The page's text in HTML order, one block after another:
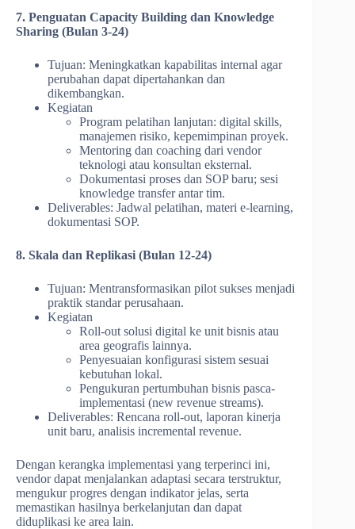
7. Penguatan Capacity Building dan Knowledge
Sharing (Bulan 3-24)
Tujuan: Meningkatkan kapabilitas internal agar
perubahan dapat dipertahankan dan
dikembangkan.
Kegiatan
Program pelatihan lanjutan: digital skills,
manajemen risiko, kepemimpinan proyek.
Mentoring dan coaching dari vendor
teknologi atau konsultan eksternal.
Dokumentasi proses dan SOP baru; sesi
knowledge transfer antar tim.
Deliverables: Jadwal pelatihan, materi e-learning,
dokumentasi SOP.
8. Skala dan Replikasi (Bulan 12-24)
Tujuan: Mentransformasikan pilot sukses menjadi
praktik standar perusahaan.
Kegiatan
Roll-out solusi digital ke unit bisnis atau
area geografis lainnya.
Penyesuaian konfigurasi sistem sesuai
kebutuhan lokal.
Pengukuran pertumbuhan bisnis pasca-
implementasi (new revenue streams).
Deliverables: Rencana roll-out, laporan kinerja
unit baru, analisis incremental revenue.
Dengan kerangka implementasi yang terperinci ini,
vendor dapat menjalankan adaptasi secara terstruktur,
mengukur progres dengan indikator jelas, serta
memastikan hasilnya berkelanjutan dan dapat
diduplikasi ke area lain.